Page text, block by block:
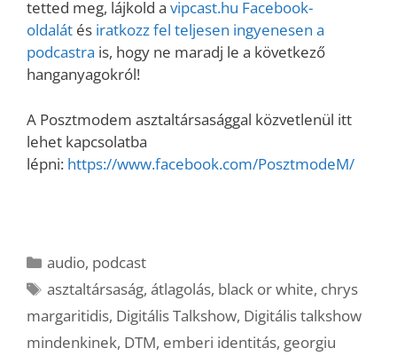
tetted meg, lájkold a vipcast.hu Facebook-
oldalát és iratkozz fel teljesen ingyenesen a
podcastra is, hogy ne maradj le a következő
hanganyagokról!
A Posztmodem asztaltársasággal közvetlenül itt
lehet kapcsolatba
lépni: https://www.facebook.com/PosztmodeM/
Kategória
audio, podcast
Címkék
asztaltársaság,átlagolás, black or white, chrys
margaritidis, Digitális Talkshow, Digitális talkshow
mindenkinek, DTM, emberi identitás, georgiu